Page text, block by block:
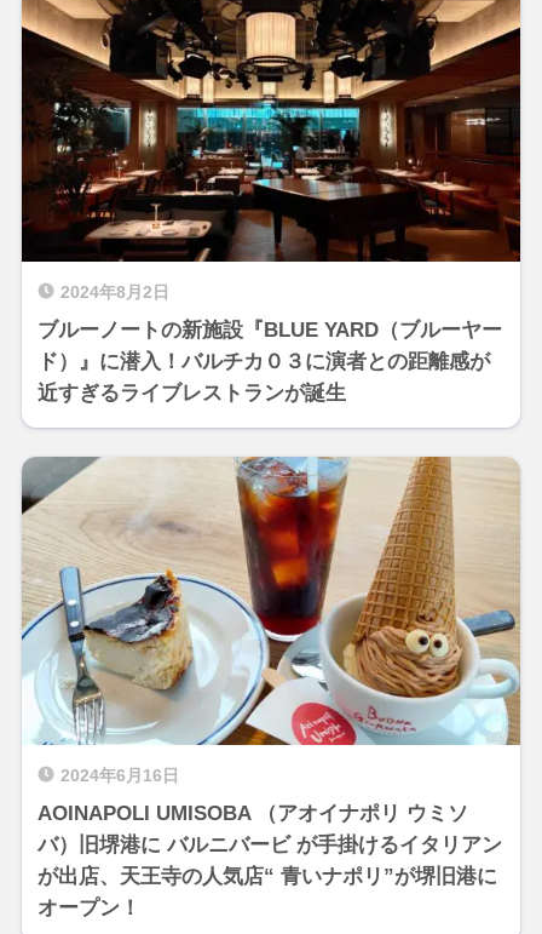
2024年8月2日
ブルーノートの新施設『BLUE YARD（ブルーヤー
ド）』に潜入！バルチカ０３に演者との距離感が
近すぎるライブレストランが誕生
2024年6月16日
AOINAPOLI UMISOBA （アオイナポリ ウミソ
バ）旧堺港に バルニバービ が手掛けるイタリアン
が出店、天王寺の人気店“ 青いナポリ”が堺旧港に
オープン！